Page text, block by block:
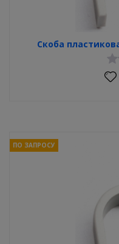
Скоба
ПО ЗАПРОСУ